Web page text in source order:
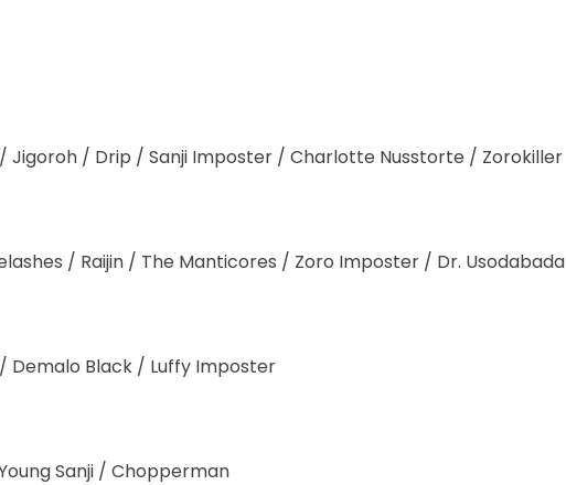
Jigoroh / Drip / Sanji Imposter / Charlotte Nusstorte / Zorokiller
/ Raijin / The Manticores / Zoro Imposter / Dr. Usodabada
Demalo Black / Luffy Imposter
Sanji / Chopperman